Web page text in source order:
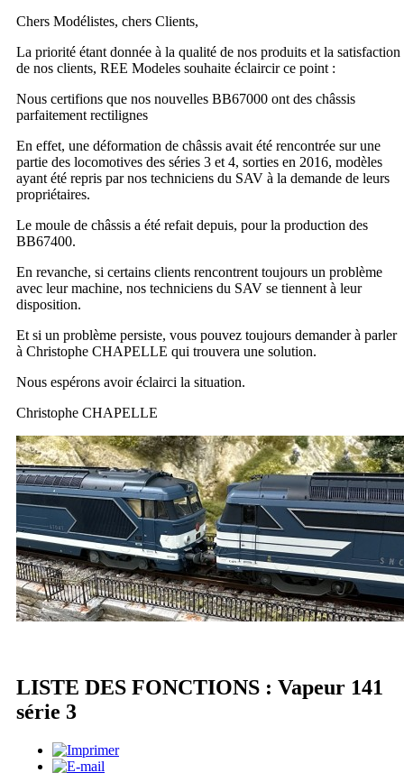
Chers Modélistes, chers Clients,
La priorité étant donnée à la qualité de nos produits et la satisfaction
de nos clients, REE Modeles souhaite éclaircir ce point :
Nous certifions que nos nouvelles BB67000 ont des châssis
parfaitement rectilignes
En effet, une déformation de châssis avait été rencontrée sur une
partie des locomotives des séries 3 et 4, sorties en 2016, modèles
ayant été repris par nos techniciens du SAV à la demande de leurs
propriétaires.
Le moule de châssis a été refait depuis, pour la production des
BB67400.
En revanche, si certains clients rencontrent toujours un problème
avec leur machine, nos techniciens du SAV se tiennent à leur
disposition.
Et si un problème persiste, vous pouvez toujours demander à parler
à Christophe CHAPELLE qui trouvera une solution.
Nous espérons avoir éclairci la situation.
Christophe CHAPELLE
LISTE DES FONCTIONS : Vapeur 141
série 3